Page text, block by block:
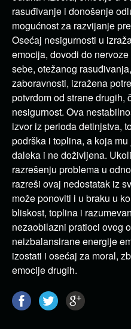
rasuđivanje i donošenje
mogućnost za razvijanje
Osećaj nesigurnosti u
emocija, dovodi do
sebe, otežanog
zaboravnosti, izražena
potvrdom od strane drugih,
nesigurnost. Ova
izvor iz perioda detinjstva,
podrška i toplina, a koja
daleka i ne doživljena.
razrešenju problema u
razreši ovaj nedostatak iz
može ponoviti i u braku u
bliskost, toplina i
nezaobilazni pratioci ovog
neizbalansirane energije
izostati i osećaj za moral,
emocije drugih.